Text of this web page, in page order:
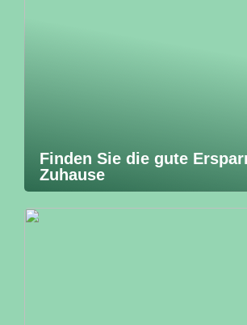
Finden Sie die gute
Zuhause